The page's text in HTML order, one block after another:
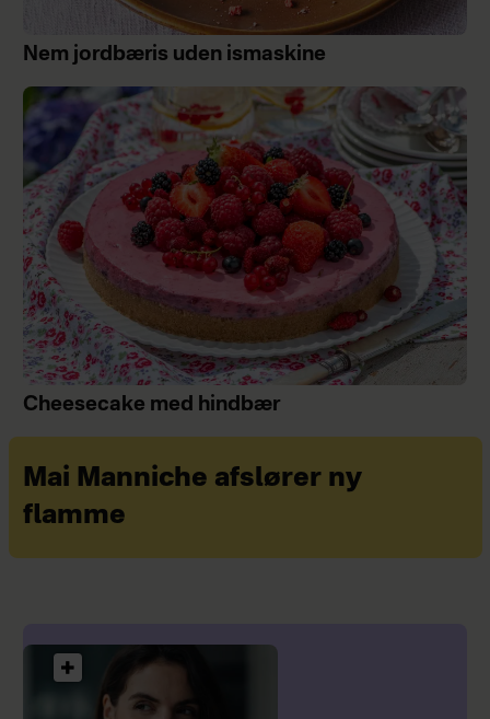
Nem jordbæris uden ismaskine
Cheesecake med hindbær
Mai Manniche afslører ny
flamme